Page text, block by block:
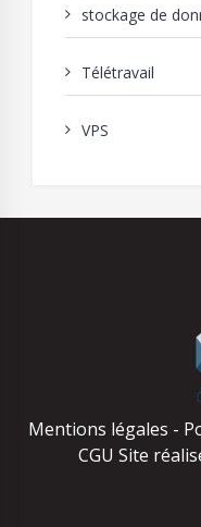
stockage de
Télétravail
VPS
Mentions légales -
CGU Site